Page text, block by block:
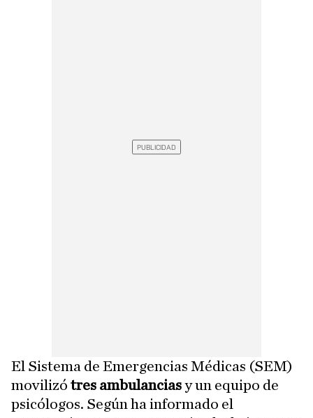
El Sistema de Emergencias Médicas (SEM)
movilizó tres ambulanciasy un equipo de
psicólogos. Según ha informado el